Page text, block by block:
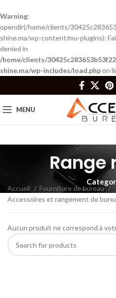
Warning:
opendir(/home/clients/
shine.ma/wp-content/mu-plugins):
denied in
/home/clients/
shine.ma/wp-includes/load.phpon
MENU
Range
Accueil
Fourniture de bureau
Accessoires et rangement de
Aucun produit ne correspond à